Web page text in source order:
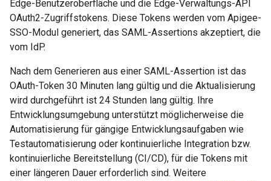
Edge-Benutzeroberfläche und die Edge-Verwaltungs-API
OAuth2-Zugriffstokens. Diese Tokens werden vom Apigee-
SSO-Modul generiert, das SAML-Assertions akzeptiert, die
vom IdP.
Nach dem Generieren aus einer SAML-Assertion ist das
OAuth-Token 30 Minuten lang gültig und die Aktualisierung
wird durchgeführt ist 24 Stunden lang gültig. Ihre
Entwicklungsumgebung unterstützt möglicherweise die
Automatisierung für gängige Entwicklungsaufgaben wie
Testautomatisierung oder kontinuierliche Integration bzw.
kontinuierliche Bereitstellung (CI/CD), für die Tokens mit
einer längeren Dauer erforderlich sind. Weitere